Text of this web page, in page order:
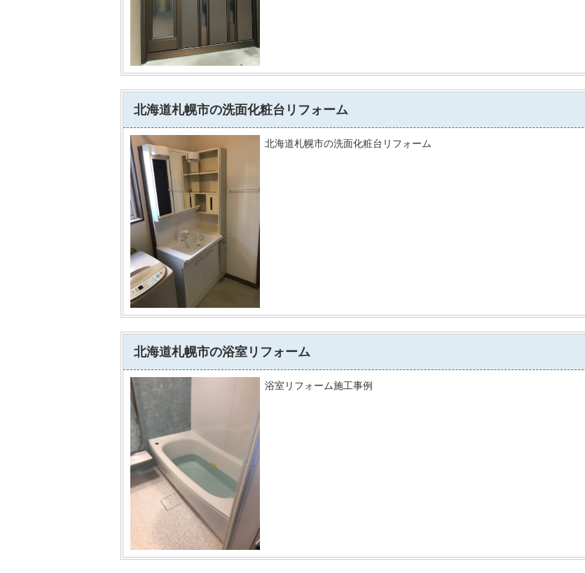
北海道札幌市の洗面化粧台リフォーム
北海道札幌市の洗面化粧台リフォーム
北海道札幌市の浴室リフォーム
浴室リフォーム施工事例